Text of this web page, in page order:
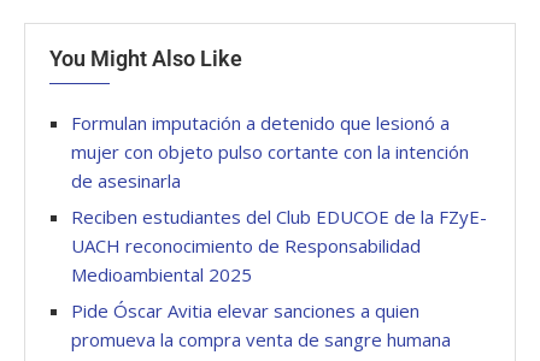
You Might Also Like
Formulan imputación a detenido que lesionó a
mujer con objeto pulso cortante con la intención
de asesinarla
Reciben estudiantes del Club EDUCOE de la FZyE-
UACH reconocimiento de Responsabilidad
Medioambiental 2025
Pide Óscar Avitia elevar sanciones a quien
promueva la compra venta de sangre humana